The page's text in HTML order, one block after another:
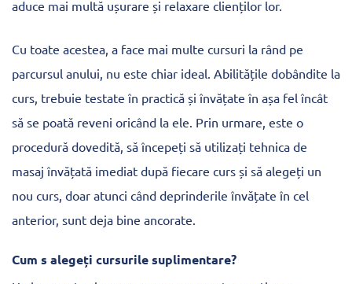
aduce mai multă ușurare și relaxare clienților lor.
Cu toate acestea, a face mai multe cursuri la rând pe
parcursul anului, nu este chiar ideal. Abilitățile dobândite la
curs, trebuie testate în practică și învățate în așa fel încât
să se poată reveni oricând la ele. Prin urmare, este o
procedură dovedită, să începeți să utilizați tehnica de
masaj învățată imediat după fiecare curs și să alegeți un
nou curs, doar atunci când deprinderile învățate în cel
anterior, sunt deja bine ancorate.
Cum s alegeți cursurile suplimentare?